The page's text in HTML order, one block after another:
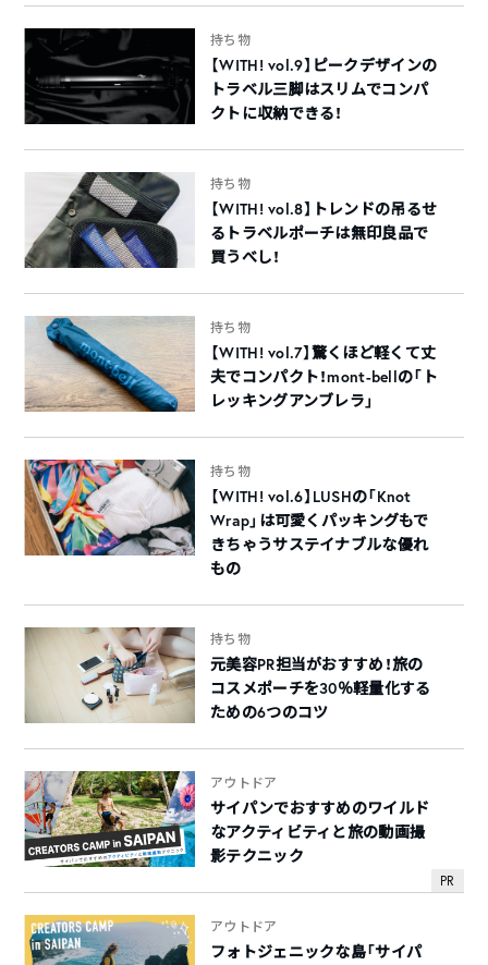
持ち物
【WITH! vol.9】ピークデザインの
トラベル三脚はスリムでコンパ
クトに収納できる！
持ち物
【WITH! vol.8】トレンドの吊るせ
るトラベルポーチは無印良品で
買うべし！
持ち物
【WITH! vol.7】驚くほど軽くて丈
夫でコンパクト！mont-bellの「ト
レッキングアンブレラ」
持ち物
【WITH! vol.6】LUSHの「Knot
Wrap」は可愛くパッキングもで
きちゃうサステイナブルな優れ
もの
持ち物
元美容PR担当がおすすめ！旅の
コスメポーチを30％軽量化する
ための6つのコツ
PR
アウトドア
サイパンでおすすめのワイルド
なアクティビティと旅の動画撮
影テクニック
アウトドア
フォトジェニックな島「サイパ